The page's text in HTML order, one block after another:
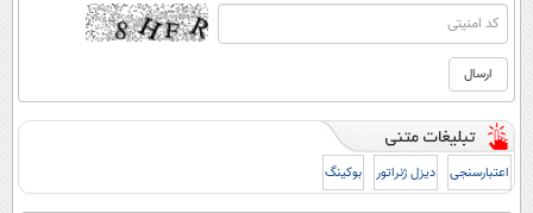
اعتبارسنجی دیزل ژنراتور بوکینگ